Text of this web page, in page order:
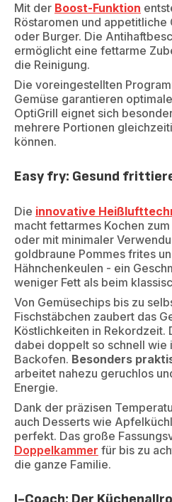
Mit der Boost-Funktion
Röstaromen und
oder Burger. Die
ermöglicht eine fettarme
die Reinigung.
Die voreingestellten
Gemüse garantieren
OptiGrill eignet sich
mehrere Portionen
können.
Easy fry: Gesund
Die innovative
macht fettarmes Kochen
oder mit minimaler
goldbraune Pommes frites
Hähnchenkeulen - ein
weniger Fett als beim
Von Gemüsechips bis zu
Fischstäbchen zaubert das
Köstlichkeiten in Rekordzeit.
dabei doppelt so schnell wie
Backofen. Besonders
arbeitet nahezu geruchlos
Energie.
Dank der präzisen
auch Desserts wie
perfekt. Das große
Doppelkammer für bis zu
die ganze Familie.